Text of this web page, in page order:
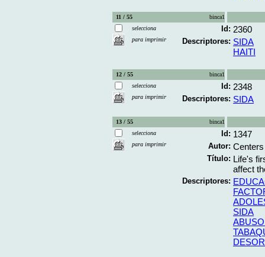
11 / 55
binca1
selecciona
para imprimir
Id: 2360
Descriptores: SIDA
HAITI
12 / 55
binca1
selecciona
para imprimir
Id: 2348
Descriptores: SIDA
13 / 55
binca1
selecciona
para imprimir
Id: 1347
Autor:
Título: Life's
affect
Descriptores:
SIDA